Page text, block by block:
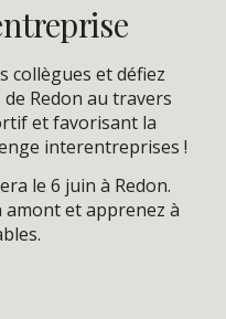
collègues et défiez
Redon au travers
et favorisant la
interentreprises !
le6 juin à Redon.
amont et apprenez à